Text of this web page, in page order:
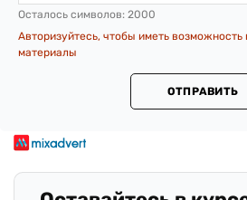
Осталось символов: 2000
Авторизуйтесь, чтобы иметь возможность
материалы
ОТПРАВИТЬ